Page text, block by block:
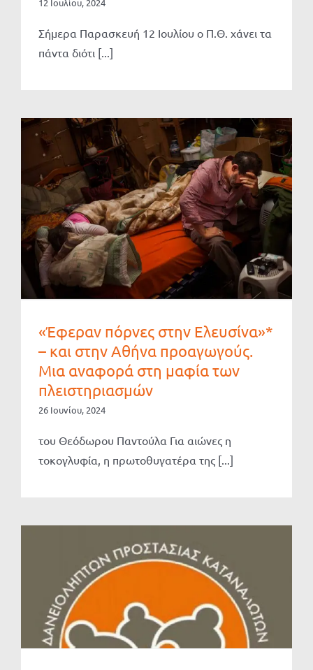
12 Ιουλίου, 2024
Σήμερα Παρασκευή 12 Ιουλίου ο Π.Θ. χάνει τα
πάντα διότι [...]
«Έφεραν πόρνες στην Ελευσίνα»*
– και στην Αθήνα προαγωγούς.
Μια αναφορά στη μαφία των
πλειστηριασμών
26 Ιουνίου, 2024
του Θεόδωρου Παντούλα Για αιώνες η
τοκογλυφία, η πρωτοθυγατέρα της [...]